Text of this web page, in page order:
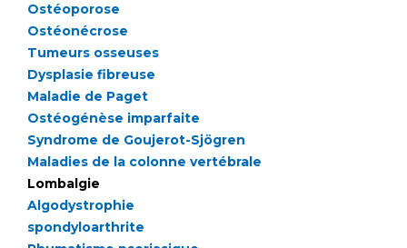
Sécurité
Les recherches en santé à l’AP-HM
Lieu de santé sans tabac
Ostéoporose
Ostéonécrose
Tumeurs osseuses
Dysplasie fibreuse
Maladie de Paget
Ostéogénèse imparfaite
Syndrome de Goujerot-Sjögren
Maladies de la colonne vertébrale
Lombalgie
Algodystrophie
spondyloarthrite